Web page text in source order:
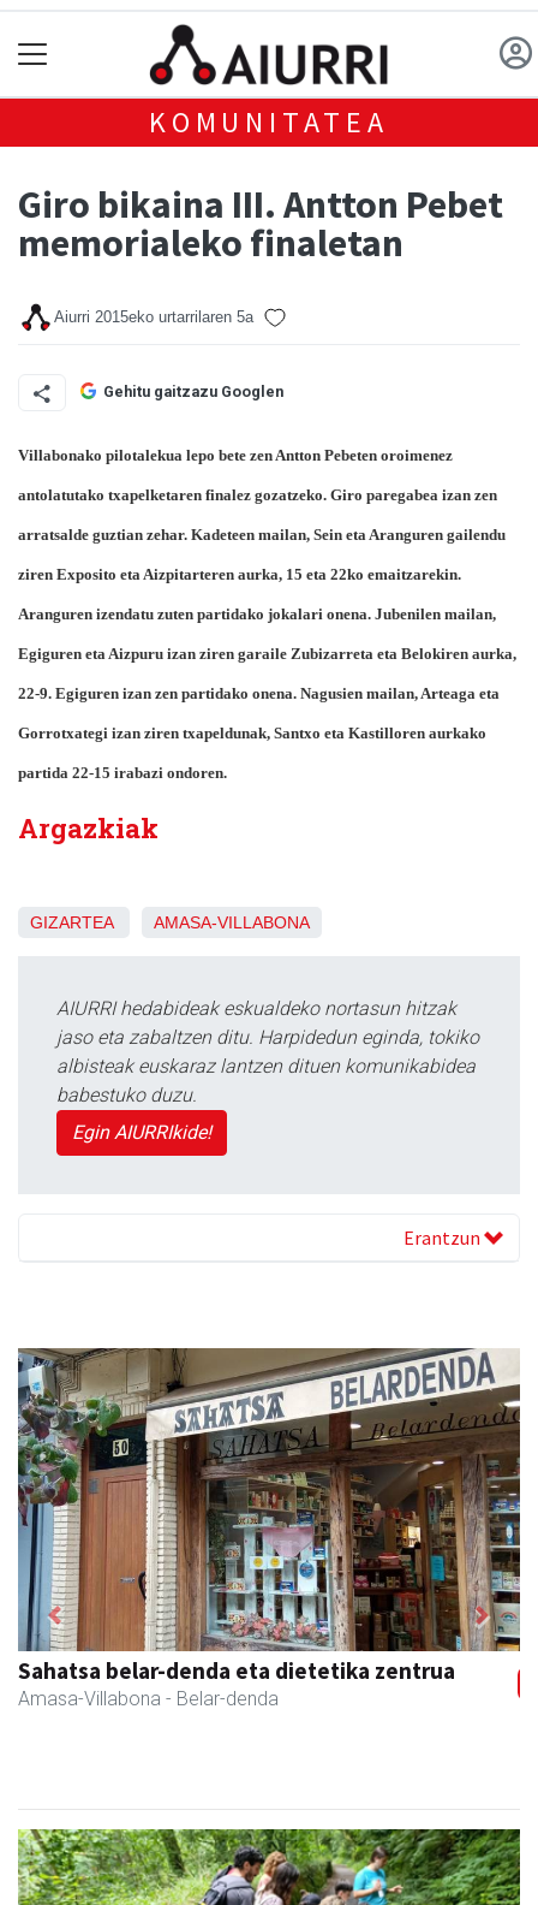
KOMUNITATEA
Giro bikaina III. Antton Pebet
memorialeko finaletan
Aiurri 2015eko urtarrilaren 5a
Gehitu gaitzazu Googlen
Villabonako pilotalekua lepo bete zen Antton Pebeten oroimenez
antolatutako txapelketaren finalez gozatzeko. Giro paregabea izan zen
arratsalde guztian zehar. Kadeteen mailan, Sein eta Aranguren gailendu
ziren Exposito eta Aizpitarteren aurka, 15 eta 22ko emaitzarekin.
Aranguren izendatu zuten partidako jokalari onena. Jubenilen mailan,
Egiguren eta Aizpuru izan ziren garaile Zubizarreta eta Belokiren aurka,
22-9. Egiguren izan zen partidako onena. Nagusien mailan, Arteaga eta
Gorrotxategi izan ziren txapeldunak, Santxo eta Kastilloren aurkako
partida 22-15 irabazi ondoren.
Argazkiak
GIZARTEA AMASA-VILLABONA
AIURRI hedabideak eskualdeko nortasun hitzak
jaso eta zabaltzen ditu. Harpidedun eginda, tokiko
albisteak euskaraz lantzen dituen komunikabidea
babestuko duzu.
Egin AIURRIkide!
Erantzun
Arindu fisioterapia eta osteopatia
Amasa-Villabona - Fisioterapia
Previous Next